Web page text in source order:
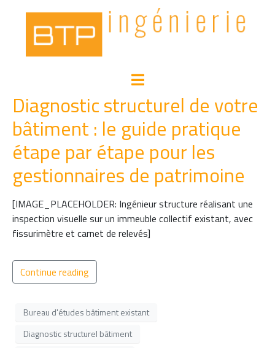
Diagnostic structurel de votre
bâtiment : le guide pratique
étape par étape pour les
gestionnaires de patrimoine
[IMAGE_PLACEHOLDER: Ingénieur structure réalisant une
inspection visuelle sur un immeuble collectif existant, avec
fissurimètre et carnet de relevés]
Continue reading
Bureau d'études bâtiment existant
Diagnostic structurel bâtiment